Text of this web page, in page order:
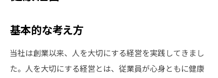
基本的な考え方
当社は創業以来、人を大切にする経営を実践してきまし
た。人を大切にする経営とは、従業員が心身ともに健康